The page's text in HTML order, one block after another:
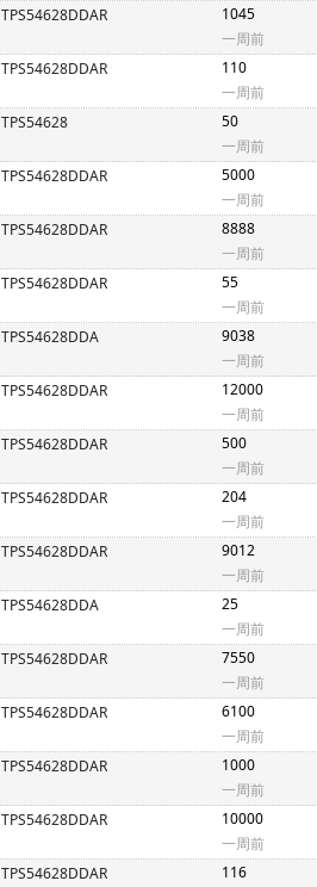
TPS54628DDAR
1045
一周前
TPS54628DDAR
110
一周前
TPS54628
50
一周前
TPS54628DDAR
5000
一周前
TPS54628DDAR
8888
一周前
TPS54628DDAR
55
一周前
TPS54628DDA
9038
一周前
TPS54628DDAR
12000
一周前
TPS54628DDAR
500
一周前
TPS54628DDAR
204
一周前
TPS54628DDAR
9012
一周前
TPS54628DDA
25
一周前
TPS54628DDAR
7550
一周前
TPS54628DDAR
6100
一周前
TPS54628DDAR
1000
一周前
TPS54628DDAR
10000
一周前
TPS54628DDAR 116